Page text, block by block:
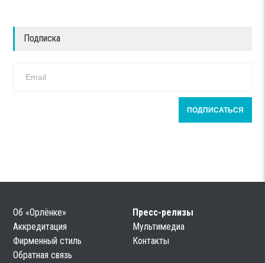
Подписка
Об «Орлёнке»
Пресс-релизы
Аккредитация
Мультимедиа
Фирменный стиль
Контакты
Обратная связь